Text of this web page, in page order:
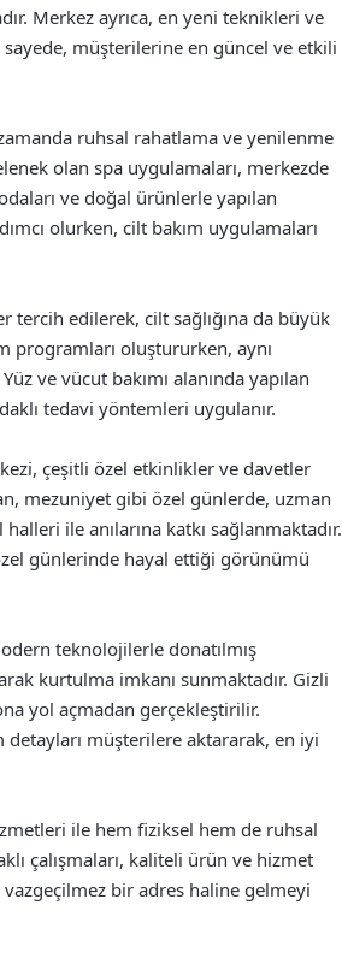
Merkez ayrıca, en yeni teknikleri ve
müşterilerine en güncel ve etkili
ruhsal rahatlama ve yenilenme
olan spa uygulamaları, merkezde
ve doğal ürünlerle yapılan
olurken, cilt bakım uygulamaları
edilerek, cilt sağlığına da büyük
programları oluştururken, aynı
ve vücut bakımı alanında yapılan
tedavi yöntemleri uygulanır.
çeşitli özel etkinlikler ve davetler
mezuniyet gibi özel günlerde, uzman
ile anılarına katkı sağlanmaktadır.
günlerinde hayal ettiği görünümü
teknolojilerle donatılmış
kurtulma imkanı sunmaktadır. Gizli
yol açmadan gerçekleştirilir.
detayları müşterilere aktararak, en iyi
ile hem fiziksel hem de ruhsal
çalışmaları, kaliteli ürün ve hizmet
vazgeçilmez bir adres haline gelmeyi